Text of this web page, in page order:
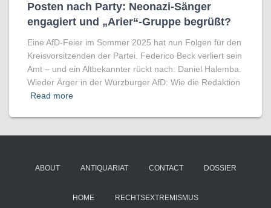
Posten nach Party: Neonazi-Sänger
engagiert und „Arier“-Gruppe begrüßt?
Eine AfD-Feier im Sommer 2025 hat nun Folgen für den
Kreisvorsitzenden der Partei. Federico Beck verliert sein
Amt – und ein Altbekannter rückt nach: Daniel Halemba.
Wieder Ärger in der Würzburger AfD: Wie die Redaktion
Read more
ABOUT ANTIQUARIAT CONTACT DOSSIER
HOME RECHTSEXTREMISMUS